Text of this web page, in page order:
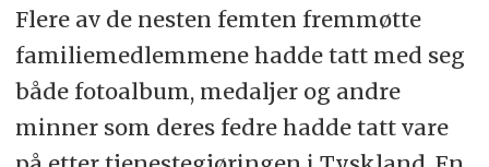
Flere av de nesten femten fremmøtte
familiemedlemmene hadde tatt med seg
både fotoalbum, medaljer og andre
minner som deres fedre hadde tatt vare